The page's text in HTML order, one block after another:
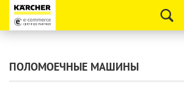
ПОЛОМОЕЧНЫЕ МАШИНЫ